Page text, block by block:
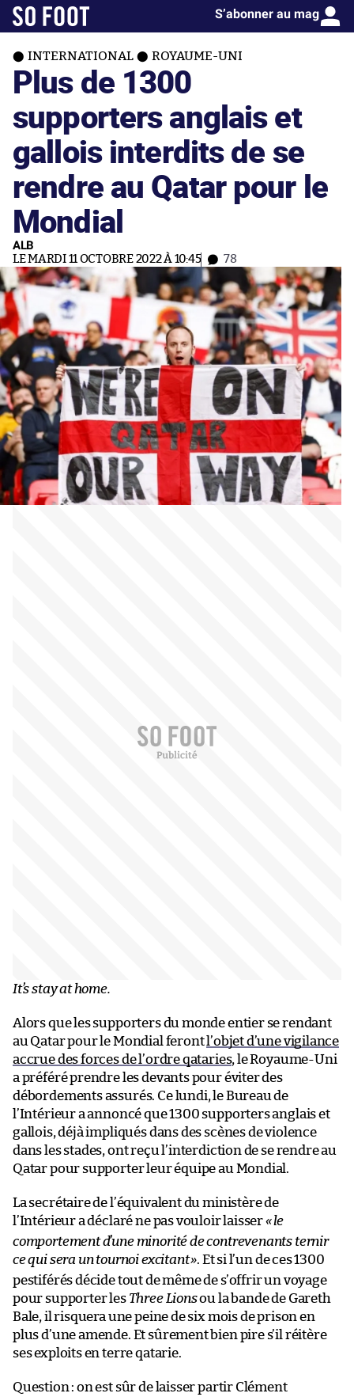
S’abonner au mag
INTERNATIONAL ROYAUME-UNI
Plus de 1300
supporters anglais et
gallois interdits de se
rendre au Qatar pour le
Mondial
ALB
LE MARDI 11 OCTOBRE 2022 À 10:45 78
It’s stay at home.
Alors que les supporters du monde entier se rendant
au Qatar pour le Mondial ferontl’objet d’une vigilance
accrue des forces de l’ordre qataries, le Royaume-Uni
a préféré prendre les devants pour éviter des
débordements assurés. Ce lundi, le Bureau de
l’Intérieur a annoncé que 1300 supporters anglais et
gallois, déjà impliqués dans des scènes de violence
dans les stades, ont reçu l’interdiction de se rendre au
Qatar pour supporter leur équipe au Mondial.
La secrétaire de l’équivalent du ministère de
l’Intérieur a déclaré ne pas vouloir laisser«le
comportement d’une minorité de contrevenants ternir
ce qui sera un tournoi excitant». Et si l’un de ces 1300
pestiférés décide tout de même de s’offrir un voyage
pour supporter les Three Lionsou la bande de Gareth
Bale, il risquera une peine de six mois de prison en
plus d’une amende. Et sûrement bien pire s’il réitère
ses exploits en terre qatarie.
Question : on est sûr de laisser partir Clément